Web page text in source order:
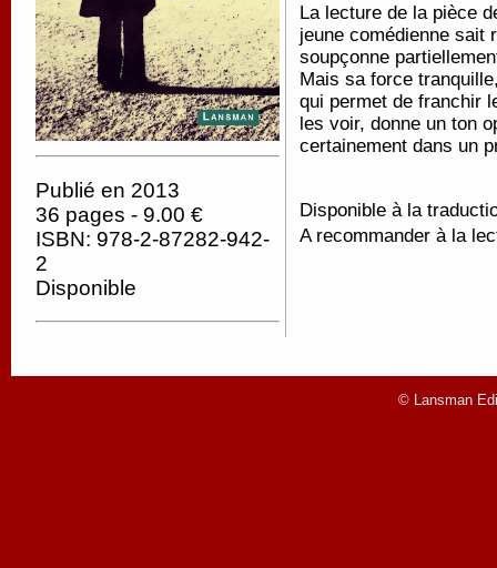
Publié en 2013
36 pages - 9.00 €
ISBN: 978-2-87282-942-
2
Disponible
La lecture de la pièce
jeune comédienne sait
soupçonne
Mais sa force
qui permet de franchir
les voir, donne un ton
certainement dans un
Disponible à la
A recommander à la
© Lansman